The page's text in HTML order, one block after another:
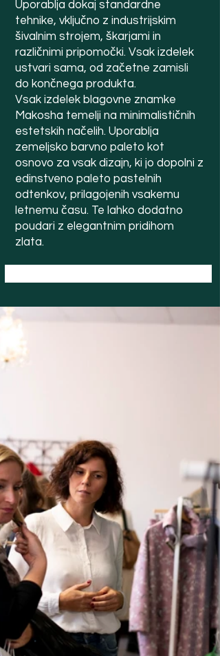
Uporablja dokaj standardne
tehnike, vključno z industrijskim
šivalnim strojem, škarjami in
različnimi pripomočki. Vsak izdelek
ustvari sama, od začetne zamisli
do končnega produkta.
Vsak izdelek blagovne znamke
Makosha temelji na minimalističnih
estetskih načelih. Uporablja
zemeljsko barvno paleto kot
osnovo za vsak dizajn, ki jo dopolni z
edinstveno paleto pastelnih
odtenkov, prilagojenih vsakemu
letnemu času. Te lahko dodatno
poudari z elegantnim pridihom
zlata.